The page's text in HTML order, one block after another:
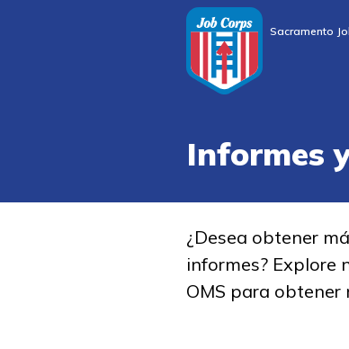
Sacramento
Informes
¿Desea obtener
informes? Explore
OMS para obtener